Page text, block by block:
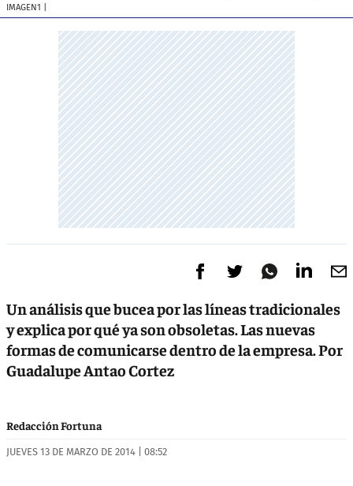
IMAGEN1
Un análisis que bucea por las líneas tradicionales
y explica por qué ya son obsoletas. Las nuevas
formas de comunicarse dentro de la empresa. Por
Guadalupe Antao Cortez
Redacción Fortuna
JUEVES 13 DE MARZO DE 2014 | 08:52